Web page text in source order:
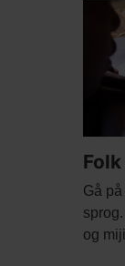
Related
Main
Body
Gå
og